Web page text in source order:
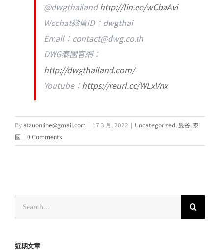
@dwgthailandhttp://lin.ee/wCbaAvi
Wechat微信ID：dwgthai
Email： contact@dwg.co.th
DWG泰國官網：
http://dwgthailand.com/
Youtube： https://reurl.cc/WLxVnx
Byatzuonline@gmail.com | 17 3 月, 2022 | Uncategorized, 曼谷, 泰
國 | 0 Comments
Search
for:
近期文章